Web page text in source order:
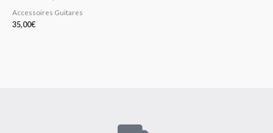
Accessoires Guitares
35,00€